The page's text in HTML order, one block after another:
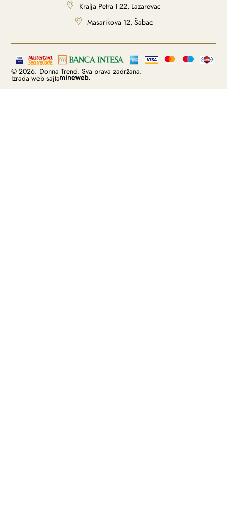
Kralja Petra I 22, Lazarevac
Masarikova 12, Šabac
© 2026. Donna Trend. Sva prava zadržana.
Izrada web sajta